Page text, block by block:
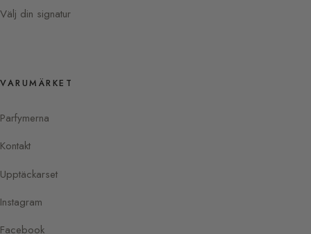
Välj din signatur
VARUMÄRKET
Parfymerna
Kontakt
Upptäckarset
Instagram
Facebook